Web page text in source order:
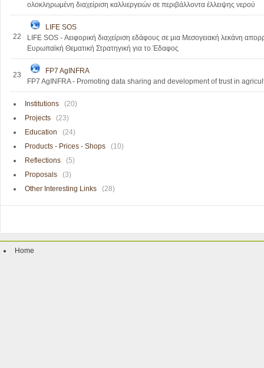
ολοκληρωμένη διαχείριση καλλιεργειών σε περιβάλλοντα έλλειψης νερού
22
LIFE SOS
LIFE SOS - Αειφορική διαχείριση εδάφους σε μια Μεσογειακή λεκάνη
Ευρωπαϊκή Θεματική Στρατηγική για το Έδαφος
23
FP7 AgINFRA
FP7 AgINFRA - Promoting data sharing and development of trust in
Institutions
(20)
Projects
(23)
Education
(24)
Products - Prices - Shops
(10)
Reflections
(5)
Proposals
(3)
Other Interesting Links
(28)
Home